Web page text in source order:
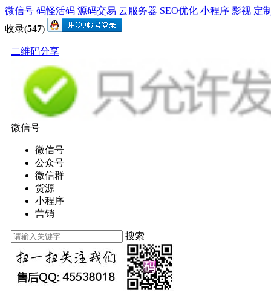
微信号 码怪活码 源码交易 云服务器 SEO优化 小程序 影视 定
收录(547)
二维码分享
微信号
微信号
公众号
微信群
货源
小程序
营销
搜索